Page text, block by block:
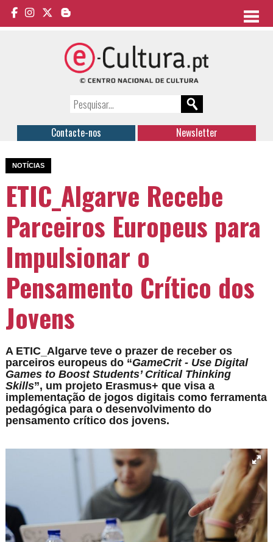
Contacte-nos Newsletter
NOTÍCIAS
ETIC_Algarve Recebe
Parceiros Europeus para
Impulsionar o
Pensamento Crítico dos
Jovens
A ETIC_Algarve teve o prazer de receber os
parceiros europeus do “GameCrit - Use Digital
Games to Boost Students’ Critical Thinking
Skills”, um projeto Erasmus+ que visa a
implementação de jogos digitais como ferramenta
pedagógica para o desenvolvimento do
pensamento crítico dos jovens.